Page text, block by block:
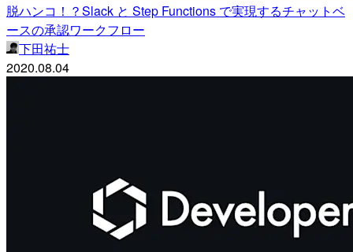
脱ハンコ！？Slack と Step Functions で実現するチャットベ
ースの承認ワークフロー
下田祐士
2020.08.04